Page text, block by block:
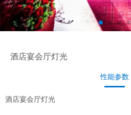
酒店宴会厅灯光
性能参数
酒店宴会厅灯光